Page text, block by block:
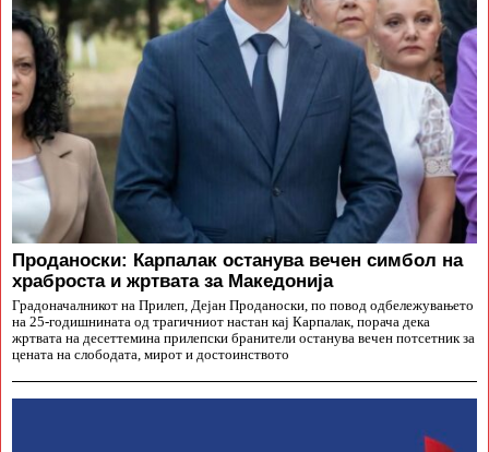
Проданоски: Карпалак останува вечен симбол на
храброста и жртвата за Македонија
Градоначалникот на Прилеп, Дејан Проданоски, по повод одбележувањето
на 25-годишнината од трагичниот настан кај Карпалак, порача дека
жртвата на десеттемина прилепски бранители останува вечен потсетник за
цената на слободата, мирот и достоинството